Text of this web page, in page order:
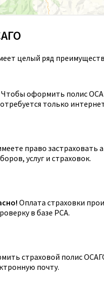
целый ряд
Чтобы оформить полис
только
право застраховать
услуг и страховок.
Оплата страховки
в базе РСА.
страховой полис
почту.